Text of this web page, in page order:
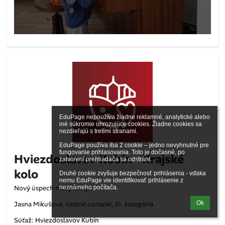
EduPage nepoužíva žiadne reklamné, analytické alebo
iné súkromie ohrozujúce cookies. Žiadne cookies sa
nezdieľajú s tretími stranami.
EduPage používa iba 2 cookie – jedno nevyhnutné pre
fungovanie prihlasovania. Toto je dočasné, po
zatvorení prehliadača sa odstráni.
Druhé cookie zvyšuje bezpečnosť prihlásenia - vďaka
nemu EduPage vie identifikovať prihlásenie z
neznámeho počítača.
Ok
Hviezdoslavov Kubín - Krajské
kolo
Nový úspech našej školy:
Jasna Mikušová: čestné uznanie, III. kategória
Súťaž: Hviezdoslavov Kubín